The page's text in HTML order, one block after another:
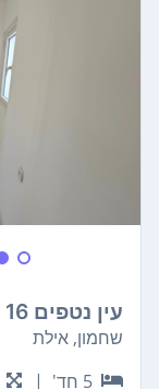
עין נטפים 16
שחמון, אילת
5 חד'
|